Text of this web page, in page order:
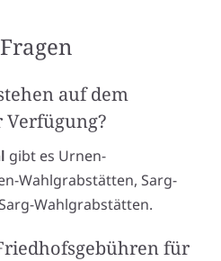
auf dem
gibt es Urnen-
Wahlgrabstätten, Sarg-
Wahlgrabstätten.
für